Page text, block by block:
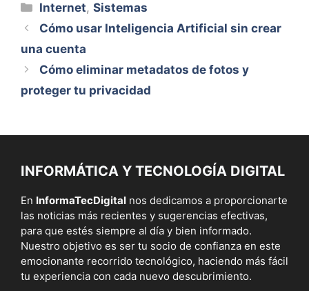
Categorías
Internet,Sistemas
Cómo usar Inteligencia Artificial sin crear
una cuenta
Cómo eliminar metadatos de fotos y
proteger tu privacidad
INFORMÁTICA Y TECNOLOGÍA DIGITAL
En InformaTecDigital nos dedicamos a proporcionarte
las noticias más recientes y sugerencias efectivas,
para que estés siempre al día y bien informado.
Nuestro objetivo es ser tu socio de confianza en este
emocionante recorrido tecnológico, haciendo más fácil
tu experiencia con cada nuevo descubrimiento.